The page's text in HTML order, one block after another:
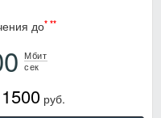
до* **
Мбит
1500руб.